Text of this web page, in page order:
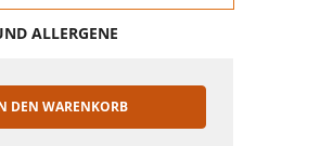
ALLERGENE
DEN WARENKORB